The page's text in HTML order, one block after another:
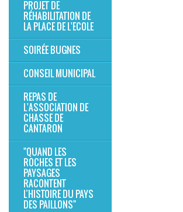
PROJET DE
RÉHABILITATION DE
LA PLACE DE L'ECOLE
SOIRÉE BUGNES
CONSEIL MUNICIPAL
REPAS DE
L'ASSOCIATION DE
CHASSE DE
CANTARON
"QUAND LES
ROCHES ET LES
PAYSAGES
RACONTENT
L’HISTOIRE DU PAYS
DES PAILLONS"